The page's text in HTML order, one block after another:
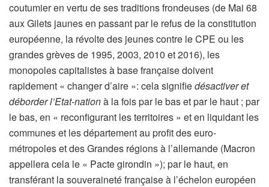
coutumier en vertu de ses traditions frondeuses (de Mai 68
aux Gilets jaunes en passant par le refus de la constitution
européenne, la révolte des jeunes contre le CPE ou les
grandes grèves de 1995, 2003, 2010 et 2016), les
monopoles capitalistes à base française doivent
rapidement « changer d’aire »: cela signifiedésactiver et
déborder l’Etat-nationà la fois par le bas et par le haut ; par
le bas, en « reconfigurant les territoires » et en liquidant les
communes et les département au profit des euro-
métropoles et des Grandes régions à l’allemande (Macron
appellera cela le « Pacte girondin »); par le haut, en
transférant la souveraineté française à l’échelon européen